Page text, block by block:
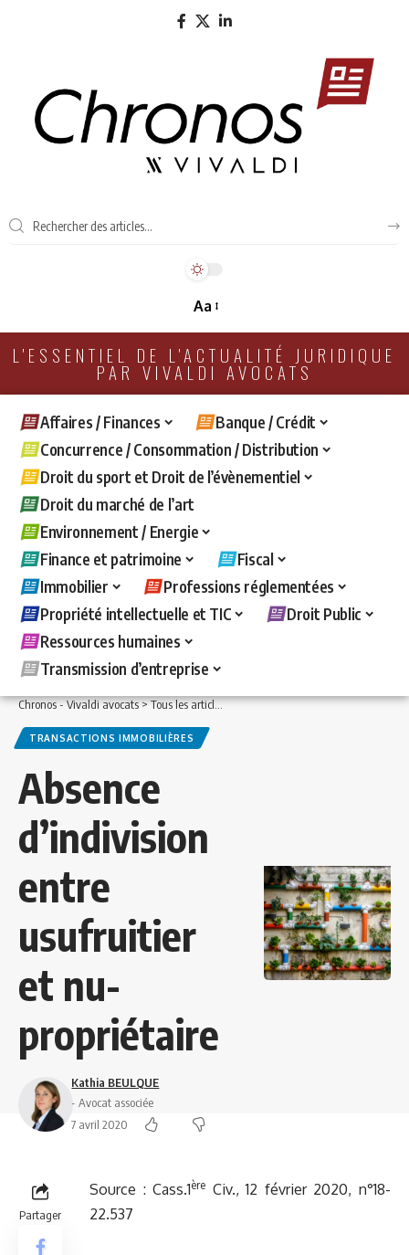
Aa
L'ESSENTIEL DE L'ACTUALITÉ JURIDIQUE
PAR VIVALDI AVOCATS
Affaires / Finances
Banque / Crédit
Concurrence / Consommation / Distribution
Droit du sport et Droit de l’évènementiel
Droit du marché de l’art
Environnement / Energie
Finance et patrimoine
Fiscal
Immobilier
Professions réglementées
Propriété intellectuelle et TIC
Droit Public
Ressources humaines
Transmission d’entreprise
Chronos - Vivaldi avocats>Tous les articles >Immobilier>Transactions
TRANSACTIONS IMMOBILIÈRES
Absence
d’indivision
entre
usufruitier
et nu-
propriétaire
Kathia BEULQUE
- Avocat associée
7 avril 2020
Partager
Source :Cass.1ère Civ., 12 février 2020, n°18-
22.537